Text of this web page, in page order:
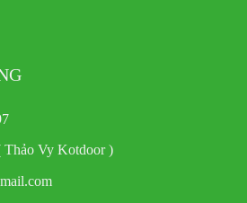
Thảo Vy Kotdoor )